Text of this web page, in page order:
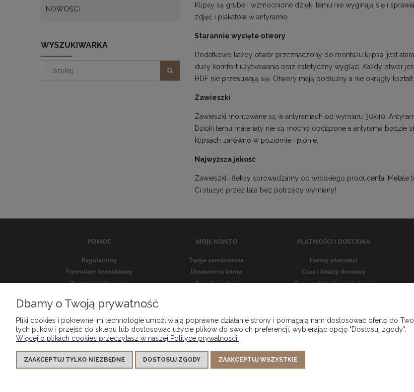
NOWOŚCI
WYSZUKIWARKA
Klipsy są grube i wzmocnione dzięki temu nie wyginają się i
zdjęć i plakatów w antyramie.
Starannie wycięte otwory
Dodatkowo każdy otwór przeznaczony do montażu klipsa, jest
duży komfort użytkowania oraz estetyczny wygląd. Każdy otwór
HDF nie przesuwają się. Otwory mają podłużny a nie okrągły
Zawieszki
Zawieszki montowane są w antyramach od wymiaru 30x40.
Dzięki temu materiały nie są mocno obciążone a antyrama będzie
klipsach zarówno w poziomie i pionie.
Najwyższa jakość
Zawieszki i fleksy sprowadzamy od włoskiego producenta. Metale
Ci służyć przez lata bez potrzeby wymiany!
POMOC
Regulaminy
Formularz kontaktowy
Zwroty i reklamacje
MOJE KONTO
Twoje zamówienia
Ustawienia konta
Przechowalnia
PŁATNOŚCI I DOSTAWA
Formy płatności
Czas i koszty dostawy
Czas realizacji zamówienia
Dbamy o Twoją prywatność
Pliki cookies i pokrewne im technologie umożliwiają poprawne działanie strony i pomagają nam dostosować ofertę do
tych plików i przejść do sklepu lub dostosować użycie plików do swoich preferencji, wybierając opcję "Dostosuj zgody".
Więcej o plikach cookies przeczytasz w naszej Polityce prywatności.
ZAAKCEPTUJ TYLKO NIEZBĘDNE DOSTOSUJ ZGODY ZAAKCEPTUJ WSZYSTKIE